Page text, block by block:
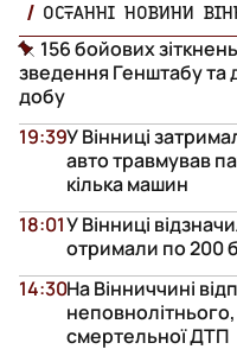
ОСТАННІ НОВИНИ
156 бойових
зведення Генштабу та
добу
У Вінниці
авто травмував
кілька машин
19:39
У Вінниці
отримали по 200
18:01
На Вінниччині
смертельної ДТП
14:30